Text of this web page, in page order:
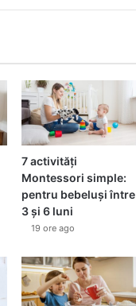
7 activități
Montessori simple:
pentru bebeluși între
3 și 6 luni
19 ore ago